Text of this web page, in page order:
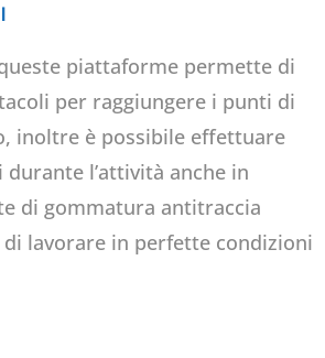
piattaforme permette di
per raggiungere i punti di
inoltre è possibile effettuare
l’attività anche in
di gommatura antitraccia
lavorare in perfette condizioni